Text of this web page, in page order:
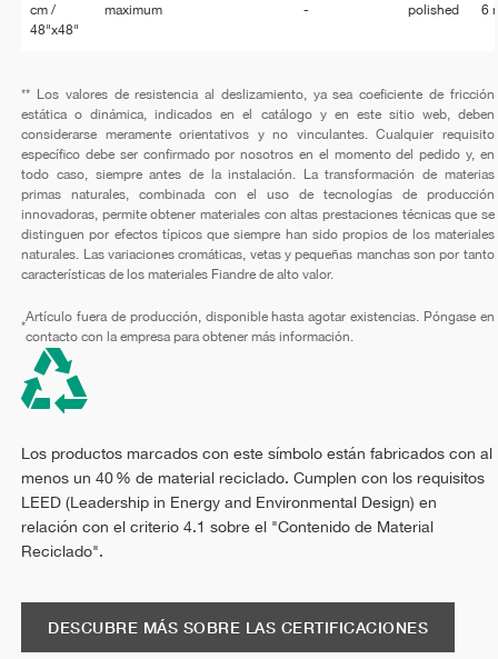
cm /
48"x48"
maximum
-
polished 6
** Los valores de resistencia al deslizamiento, ya sea coeficiente de fricción
estática o dinámica, indicados en el catálogo y en este sitio web, deben
considerarse meramente orientativos y no vinculantes. Cualquier requisito
específico debe ser confirmado por nosotros en el momento del pedido y, en
todo caso, siempre antes de la instalación. La transformación de materias
primas naturales, combinada con el uso de tecnologías de producción
innovadoras, permite obtener materiales con altas prestaciones técnicas que se
distinguen por efectos típicos que siempre han sido propios de los materiales
naturales. Las variaciones cromáticas, vetas y pequeñas manchas son por tanto
características de los materiales Fiandre de alto valor.
*
Artículo fuera de producción, disponible hasta agotar existencias. Póngase en
contacto con la empresa para obtener más información.
Los productos marcados con este símbolo están fabricados con al
menos un 40 % de material reciclado. Cumplen con los requisitos
LEED (Leadership in Energy and Environmental Design) en
relación con el criterio 4.1 sobre el "Contenido de Material
Reciclado".
DESCUBRE MÁS SOBRE LAS CERTIFICACIONES